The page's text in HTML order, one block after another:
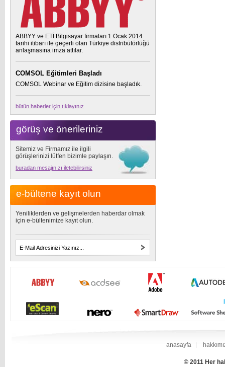
ABBYY ve ETİ Bilgisayar firmaları 1 Ocak 2014
tarihi itibarı ile geçerli olan Türkiye distribütörlüğü
anlaşmasına imza attılar.
COMSOL Eğitimleri Başladı
COMSOL Webinar ve Eğitim dizisine başladık.
bütün haberler için tıklayınız
görüş ve önerileriniz
Sitemiz ve Firmamız ile ilgili
görüşlerinizi lütfen bizimle paylaşın.
buradan mesajınızı iletebilirsiniz
e-bültene kayıt olun
Yeniliklerden ve gelişmelerden haberdar olmak
için e-bültenimize kayıt olun.
anasayfa
© 2011 Her